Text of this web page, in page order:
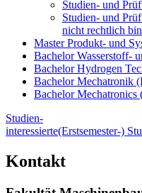
Studien- und
Studien- und
nicht rechtlich
Master Produkt- und
Bachelor Wasserstoff-
Bachelor Hydrogen
Bachelor Mechatronik
Bachelor Mechatronics
Studien-
interessierte(Erstsemester-)
Kontakt